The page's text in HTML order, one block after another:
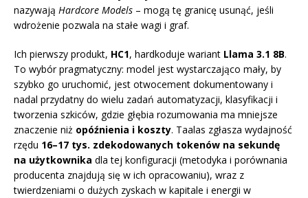
nazywają Hardcore Models – mogą tę granicę usunąć, jeśli
wdrożenie pozwala na stałe wagi i graf.
Ich pierwszy produkt, HC1, hardkoduje wariant Llama 3.1 8B.
To wybór pragmatyczny: model jest wystarczająco mały, by
szybko go uruchomić, jest otwocement dokumentowany i
nadal przydatny do wielu zadań automatyzacji, klasyfikacji i
tworzenia szkiców, gdzie głębia rozumowania ma mniejsze
znaczenie niż opóźnienia i koszty. Taalas zgłasza wydajność
rzędu 16–17 tys. zdekodowanych tokenów na sekundę
na użytkownika dla tej konfiguracji (metodyka i porównania
producenta znajdują się w ich opracowaniu), wraz z
twierdzeniami o dużych zyskach w kapitale i energii w